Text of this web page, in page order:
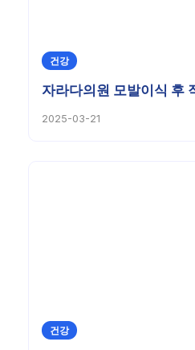
건강
자라다의원 모발이식 후
2025-03-21
건강